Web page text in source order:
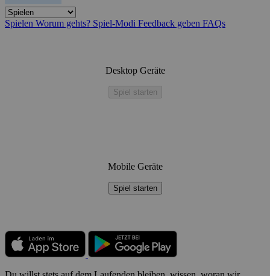
Spielen Worum gehts? Spiel-Modi Feedback geben FAQs
Desktop Geräte
Spiel starten
Mobile Geräte
Spiel starten